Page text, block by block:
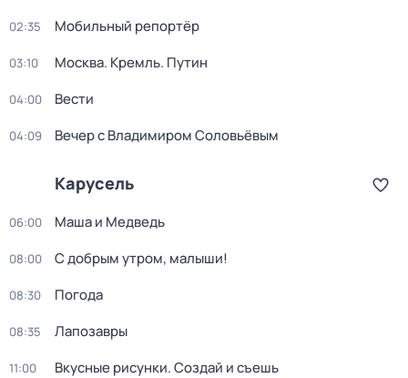
02:35 Мобильный репортёр
03:10 Москва. Кремль. Путин
04:00 Вести
04:09 Вечер с Владимиром Соловьёвым
Карусель
06:00 Маша и Медведь
08:00 С добрым утром, малыши!
08:30 Погода
08:35 Лапозавры
11:00 Вкусные рисунки. Создай и съешь